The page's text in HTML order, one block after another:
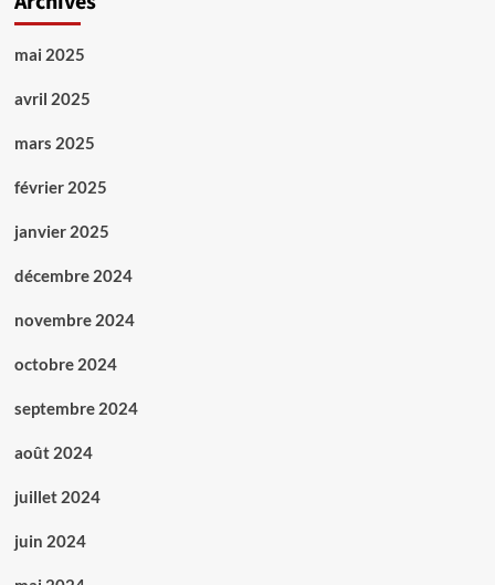
mai 2025
avril 2025
mars 2025
février 2025
janvier 2025
décembre 2024
novembre 2024
octobre 2024
septembre 2024
août 2024
juillet 2024
juin 2024